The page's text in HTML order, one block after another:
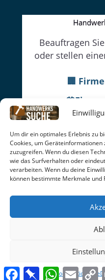
Um dir ein optimales Erlebnis zu
Cookies, um
zuzugreifen. Wenn du diesen
wie das Surfverhalten oder
verarbeiten. Wenn du deine
können bestimmte Merkmale
Cookie-Richtlinie
Beauftragen
oder stellen
🏢
Datenschutz |Cookie-
AGB|Rückgabe |
facebook
FacebookPinboardWhatsApp
Email